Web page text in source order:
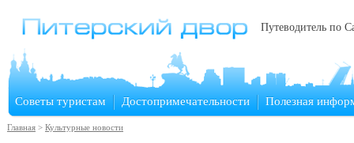
Путеводитель по
Советы туристам Достопримечательности Полезная
Главная > Культурные новости